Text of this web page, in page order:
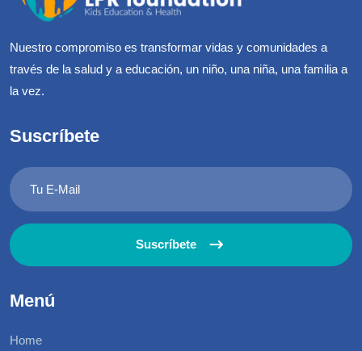
Nuestro compromiso es transformar vidas y comunidades a
través de la salud y a educación, un niño, una niña, una familia a
la vez.
Suscríbete
Suscríbete
Menú
Home